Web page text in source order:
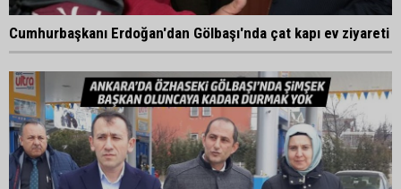
Cumhurbaşkanı Erdoğan'dan Gölbaşı'nda çat kapı ev ziyareti